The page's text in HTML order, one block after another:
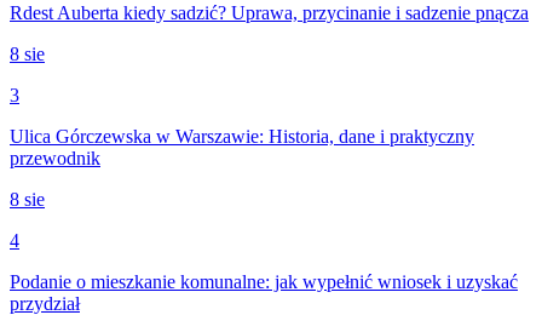
Rdest Auberta kiedy sadzić? Uprawa, przycinanie i sadzenie pnącza
8 sie
3
Ulica Górczewska w Warszawie: Historia, dane i praktyczny
przewodnik
8 sie
4
Podanie o mieszkanie komunalne: jak wypełnić wniosek i uzyskać
przydział